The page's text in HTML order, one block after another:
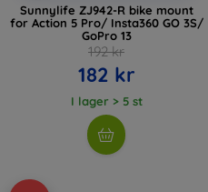
Sunnylife ZJ942-R bike mount
for Action 5 Pro/ Insta360 GO 3S/
GoPro 13
192 kr
182 kr
I lager > 5 st